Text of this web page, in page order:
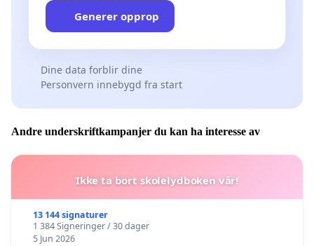
Generer opprop
Dine data forblir dine
Personvern innebygd fra start
Andre underskriftkampanjer du kan ha interesse av
Ikke ta bort skolelydboken vår!
13 144 signaturer
1 384 Signeringer / 30 dager
5 Jun 2026